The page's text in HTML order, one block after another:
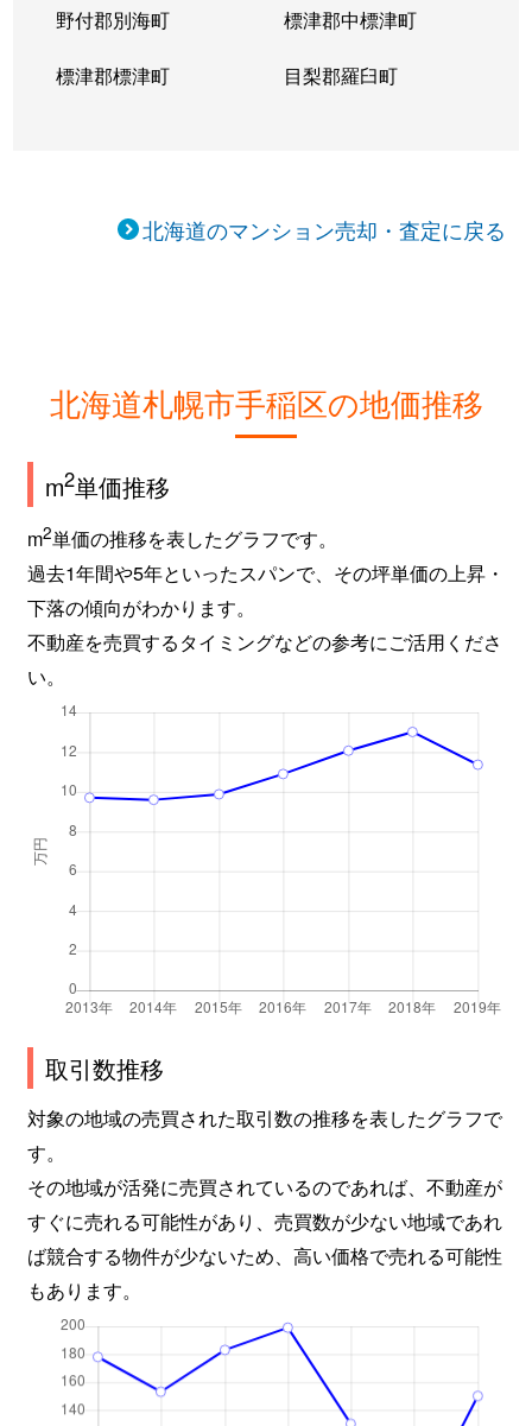
野付郡別海町 標津郡中標津町
標津郡標津町 目梨郡羅臼町
北海道のマンション売却・査定に戻る
北海道札幌市手稲区の地価推移
m2単価推移
m2単価の推移を表したグラフです。
過去1年間や5年といったスパンで、その坪単価の上昇・
下落の傾向がわかります。
不動産を売買するタイミングなどの参考にご活用くださ
い。
取引数推移
対象の地域の売買された取引数の推移を表したグラフで
す。
その地域が活発に売買されているのであれば、不動産が
すぐに売れる可能性があり、売買数が少ない地域であれ
ば競合する物件が少ないため、高い価格で売れる可能性
もあります。